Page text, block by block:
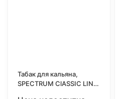
Табак для кальяна,
SPECTRUM ClASSIC LINE